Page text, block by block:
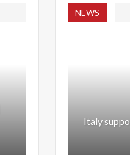
NEWS
Italy